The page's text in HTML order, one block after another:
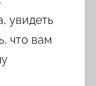
увидеть
что вам